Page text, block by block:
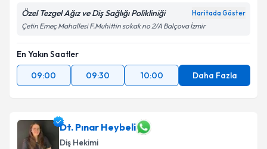
Özel Tezgel Ağız ve Diş Sağlığı Polikliniği Haritada Göster
Çetin Emeç Mahallesi F.Muhittin sokak no 2/A Balçova İzmir
En Yakın Saatler
09:00
09:30 10:00 Daha Fazla
Dt. Pınar Heybeli
Diş Hekimi